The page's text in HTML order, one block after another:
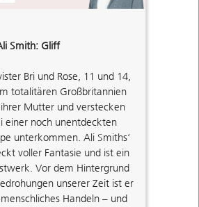
Smith: Gliff
Bri und Rose, 11 und 14,
totalitären Großbritannien
Mutter und verstecken
einer noch unentdeckten
unterkommen. Ali Smiths‘
voller Fantasie und ist ein
Vor dem Hintergrund
unserer Zeit ist er
Handeln – und